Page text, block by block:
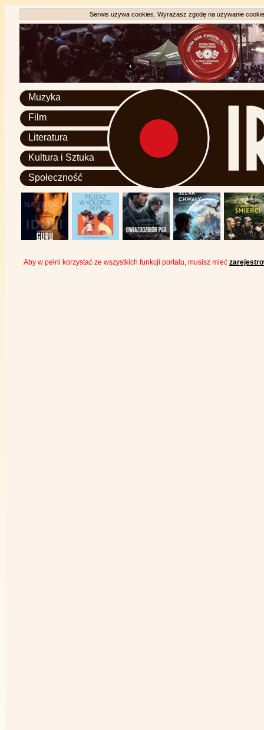
Serwis używa cookies. Wyrażasz zgodę na używanie
Muzyka
Film
Literatura
Kultura i Sztuka
Społeczność
Aby w pełni korzystać ze wszystkich funkcji portalu, musisz mieć